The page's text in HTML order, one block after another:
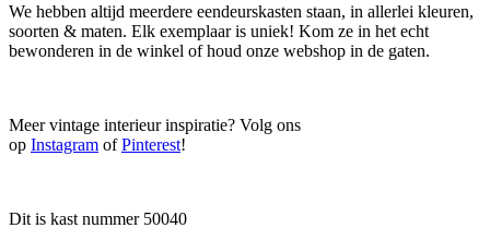
We hebben altijd meerdere eendeurskasten staan, in allerlei kleuren,
soorten & maten. Elk exemplaar is uniek! Kom ze in het echt
bewonderen in de winkel of houd onze webshop in de gaten.
Meer vintage interieur inspiratie? Volg ons
op Instagram ofPinterest!
Dit is kast nummer 50040